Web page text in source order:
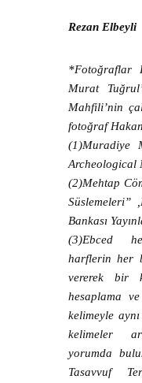
Rezan Elbeyli
*Fotoğraflar
Murat
Mahfili’nin
fotoğraf
(1)Muradiye
Archeological
(2)Mehtap
Süslemeleri”
Bankası
(3)Ebced
harflerin her
vererek bir
hesaplama
kelimeyle
kelimeler
yorumda
Tasavvuf